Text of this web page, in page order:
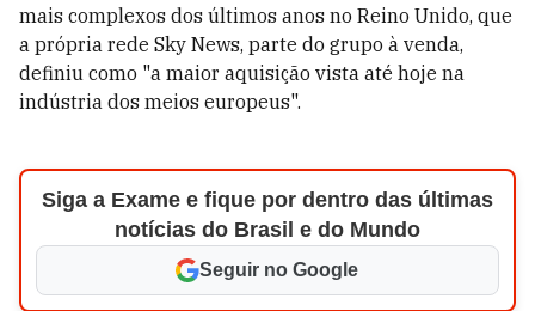
mais complexos dos últimos anos no Reino Unido, que
a própria rede Sky News, parte do grupo à venda,
definiu como "a maior aquisição vista até hoje na
indústria dos meios europeus".
Siga a Exame e fique por dentro das últimas
notícias do Brasil e do Mundo
Seguir no Google